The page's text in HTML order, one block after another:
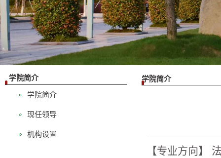
学院简介
学院简介
现任领导
机构设置
学院简介
【专业方向】